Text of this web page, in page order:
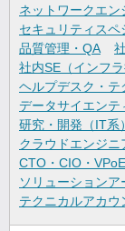
ネットワークエン
セキュリティスペ
品質管理・QA
社内SE（インフラ
ヘルプデスク・テ
データサイエンテ
研究・開発（IT系）
クラウドエンジニ
CTO・CIO・
ソリューションア
テクニカルアカウ